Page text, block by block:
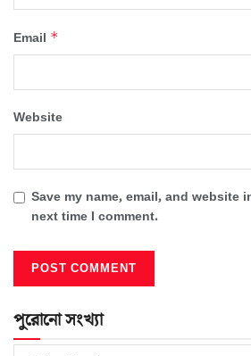
Email *
Website
Save my name, email, and website
next time I comment.
পুরোনো সংখ্যা